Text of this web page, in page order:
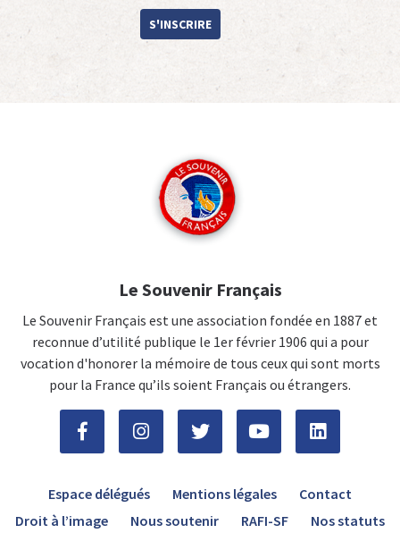
S'INSCRIRE
Le Souvenir Français
Le Souvenir Français est une association fondée en 1887 et
reconnue d’utilité publique le 1er février 1906 qui a pour
vocation d'honorer la mémoire de tous ceux qui sont morts
pour la France qu’ils soient Français ou étrangers.
Espace délégués Mentions légales
Contact
Droit à l’image
Nous soutenir RAFI-SF Nos statuts